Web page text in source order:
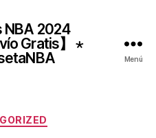
NBA 2024
Gratis】 ⋆
Menú
Categorías